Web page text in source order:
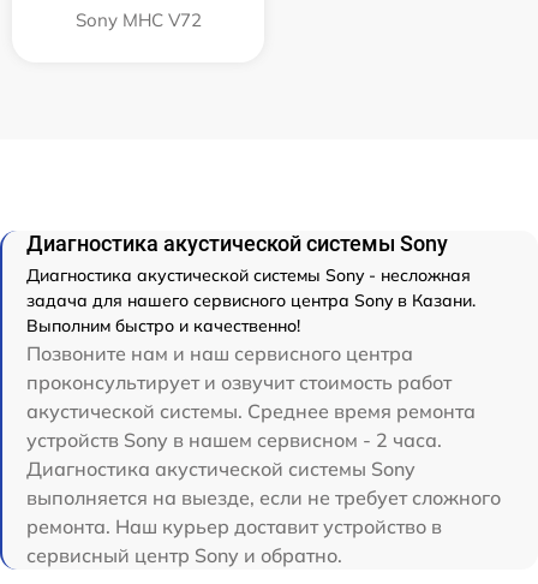
Sony MHC V72
Диагностика акустической системы Sony
Диагностика акустической системы Sony - несложная
задача для нашего сервисного центра Sony в Казани.
Выполним быстро и качественно!
Позвоните нам и наш сервисного центра
проконсультирует и озвучит стоимость работ
акустической системы. Среднее время ремонта
устройств Sony в нашем сервисном - 2 часа.
Диагностика акустической системы Sony
выполняется на выезде, если не требует сложного
ремонта. Наш курьер доставит устройство в
сервисный центр Sony и обратно.